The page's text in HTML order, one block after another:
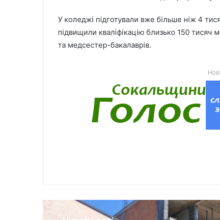
У коледжі підготували вже більше ніж 4
підвищили кваліфікацію близько 150
та медсестер-бакалаврів.